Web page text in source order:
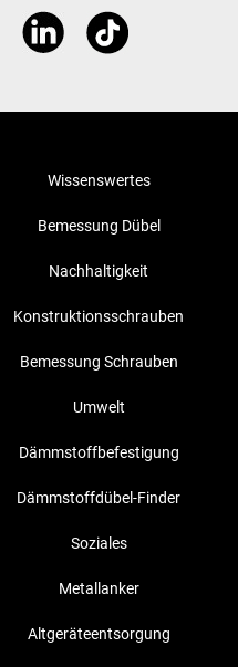
Wissenswertes
Bemessung Dübel
Nachhaltigkeit
Konstruktionsschrauben
Bemessung Schrauben
Umwelt
Dämmstoffbefestigung
Dämmstoffdübel-Finder
Soziales
Metallanker
Altgeräteentsorgung